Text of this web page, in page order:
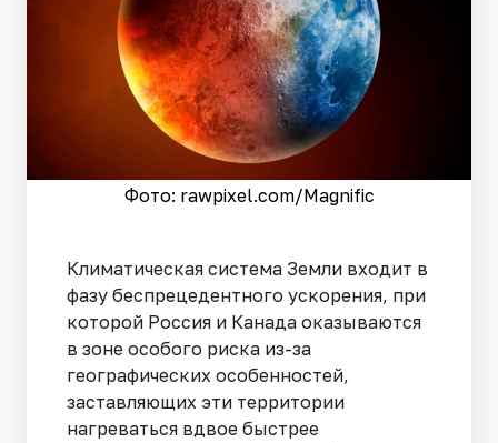
Фото: rawpixel.сom/Magnific
Климатическая система Земли входит в
фазу беспрецедентного ускорения, при
которой Россия и Канада оказываются
в зоне особого риска из-за
географических особенностей,
заставляющих эти территории
нагреваться вдвое быстрее